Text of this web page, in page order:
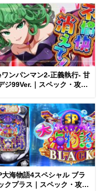
ワンパンマン2-正義執行- 甘
ジ99Ver.｜スペック・攻略
大海物語4スペシャル ブラ
クプラス｜スペック・攻略